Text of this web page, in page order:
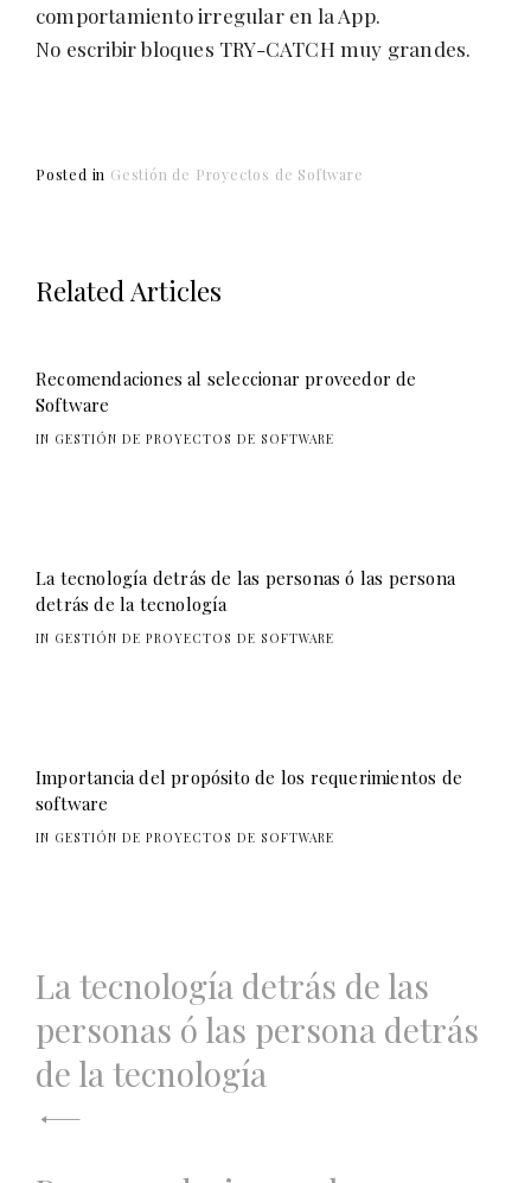
comportamiento irregular en la App.
No escribir bloques TRY-CATCH muy grandes.
Posted in Gestión de Proyectos de Software
Related Articles
Recomendaciones al seleccionar proveedor de
Software
IN GESTIÓN DE PROYECTOS DE SOFTWARE
La tecnología detrás de las personas ó las persona
detrás de la tecnología
IN GESTIÓN DE PROYECTOS DE SOFTWARE
Importancia del propósito de los requerimientos de
software
IN GESTIÓN DE PROYECTOS DE SOFTWARE
Navegación
de
entradas
La tecnología detrás de las
personas ó las persona detrás
de la tecnología